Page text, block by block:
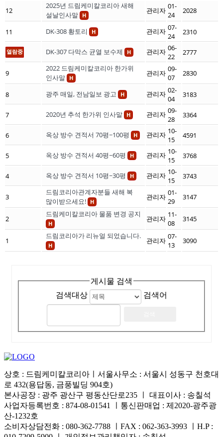
12
2025년 드림케미칼코리아 새해
설날인사말 H
관리자 01-
24
2028
11 DK-308 황토리 H 관리자 07-
24
2310
열람중 DK-307 다막스 균열 보수제 H 관리자 06-
22
2777
9
2022 드림케미칼코리아 한가위
인사말 H
관리자 09-
07
2830
8 광주 매일, 전남일보 광고 H 관리자 02-
04
3183
7 2020년 추석 한가위 인사말 H 관리자 09-
28
3364
6 옥상 방수 견적서 70평~100평 H 관리자 10-
15
4591
5 옥상 방수 견적서 40평~60평 H 관리자 10-
15
3768
4 옥상 방수 견적서 10평~30평 H 관리자 10-
15
3743
3
드림코리아관계자분들 새해 복
많이받으세요! H
관리자 01-
29
3147
2
드림케미칼코리아 물품 변경 공지
H
관리자 11-
08
3145
1
드림코리아가 리뉴얼 되었습니다.
H
관리자 07-
13
3090
게시물 검색
검색대상
검색어
상호 : 드림케미칼코리아ㅣ서울사무소 : 서울시 성동구 천호대
로 432(용답동, 금풍빌딩 904호)
본사공장 : 광주 광산구 평동산단로235 ㅣ 대표이사 : 송칠석
사업자등록번호 : 874-08-01541 ㅣ통신판매업 : 제2020-광주광
산-1232호
소비자상담전화 : 080-362-7788 ㅣFAX : 062-363-3993 ㅣH.P :